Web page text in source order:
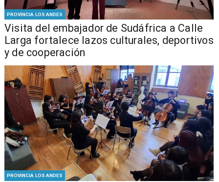
PROVINCIA LOS ANDES
​Visita del embajador de Sudáfrica a Calle
Larga fortalece lazos culturales, deportivos
y de cooperación
PROVINCIA LOS ANDES